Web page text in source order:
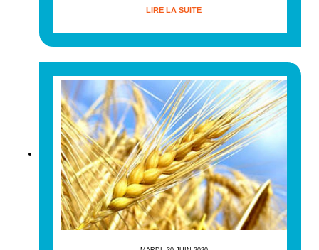
LIRE LA SUITE